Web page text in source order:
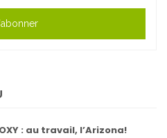
: au travail, l’Arizona!